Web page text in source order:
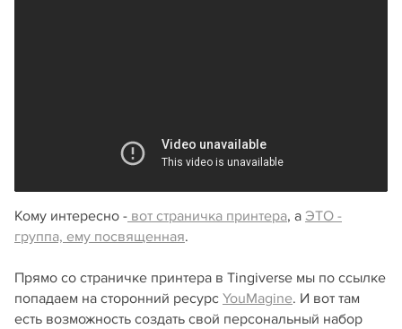
Кому интересно - вот страничка принтера, а ЭТО -
группа, ему посвященная.
Прямо со страничке принтера в Tingiverse мы по ссылке
попадаем на сторонний ресурс YouMagine. И вот там
есть возможность создать свой персональный набор